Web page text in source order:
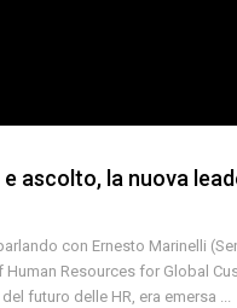
ascolto, la nuova
con Ernesto Marinelli
Human Resources for Global
futuro delle HR, era emersa ...